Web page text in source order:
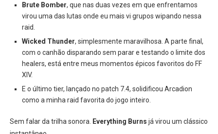
Brute Bomber, que nas duas vezes em que enfrentamos
virou uma das lutas onde eu mais vi grupos wipando nessa
raid.
Wicked Thunder, simplesmente maravilhosa. A parte final,
com o canhão disparando sem parar e testando o limite dos
healers, está entre meus momentos épicos favoritos do FF
XIV.
E o último tier, lançado no patch 7.4, solidificou Arcadion
como a minha raid favorita do jogo inteiro.
Sem falar da trilha sonora. Everything Burns já virou um clássico